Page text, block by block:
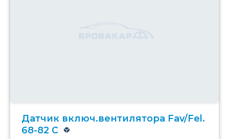
Датчик включ.вентилятора Fav/Fel.
68-82 C